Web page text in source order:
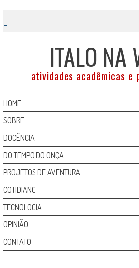
content
ITALO NA
atividades acadêmicas e
HOME
SOBRE
DOCÊNCIA
DO TEMPO DO ONÇA
PROJETOS DE AVENTURA
COTIDIANO
TECNOLOGIA
OPINIÃO
CONTATO